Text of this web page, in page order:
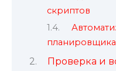
скриптов
Проверка и